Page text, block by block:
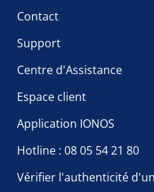
Contact
Support
Centre d'Assistance
Espace client
Application IONOS
Hotline : 08 05 54 21 80
Vérifier l'authenticité